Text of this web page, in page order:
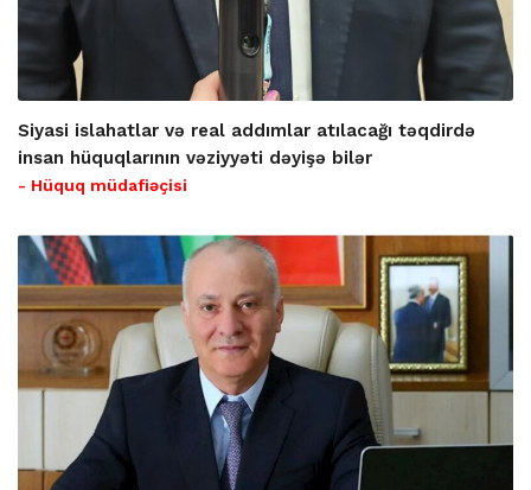
Siyasi islahatlar və real addımlar atılacağı təqdirdə
insan hüquqlarının vəziyyəti dəyişə bilər
- Hüquq müdafiəçisi